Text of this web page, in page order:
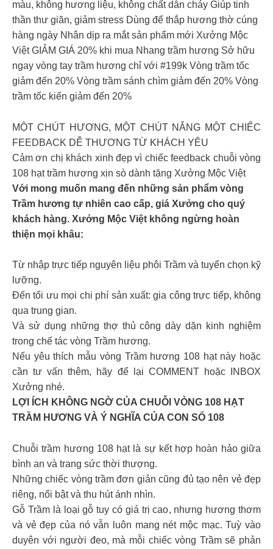
màu, không hương liệu, không chất dẫn cháy Giúp tinh
thần thư giãn, giảm stress Dùng để thắp hương thờ cúng
hàng ngày Nhân dịp ra mắt sản phẩm mới Xưởng Mộc
Việt GIẢM GIÁ 20% khi mua Nhang trầm hương Sở hữu
ngay vòng tay trầm hương chỉ với #199k Vòng trầm tốc
giảm đến 20% Vòng trầm sánh chìm giảm đến 20% Vòng
trầm tốc kiến giảm đến 20%
MỘT CHÚT HƯƠNG, MỘT CHÚT NẮNG MỘT CHIẾC
FEEDBACK DỄ THƯƠNG TỪ KHÁCH YÊU
Cảm ơn chị khách xinh đẹp vì chiếc feedback chuỗi vòng
108 hạt trầm hương xịn sò dành tặng Xưởng Mộc Việt
Với mong muốn mang đến những sản phẩm vòng
Trầm hương tự nhiên cao cấp, giá Xưởng cho quý
khách hàng. Xưởng Mộc Việt không ngừng hoàn
thiện mọi khâu:
Từ nhập trực tiếp nguyên liệu phôi Trầm và tuyển chọn kỹ
lưỡng.
Đến tối ưu mọi chi phí sản xuất: gia công trực tiếp, không
qua trung gian.
Và sử dụng những thợ thủ công dày dặn kinh nghiệm
trong chế tác vòng Trầm hương.
Nếu yêu thích mẫu vòng Trầm hương 108 hạt này hoặc
cần tư vấn thêm, hãy để lại COMMENT hoặc INBOX
Xưởng nhé.
LỢI ÍCH KHÔNG NGỜ CỦA CHUỖI VÒNG 108 HẠT
TRẦM HƯƠNG VÀ Ý NGHĨA CỦA CON SỐ 108
Chuỗi trầm hương 108 hạt là sự kết hợp hoàn hảo giữa
bình an và trang sức thời thượng.
Những chiếc vòng trầm đơn giản cũng đủ tạo nên vẻ đẹp
riêng, nổi bật và thu hút ánh nhìn.
Gỗ Trầm là loại gỗ tuy có giá trị cao, nhưng hương thơm
và vẻ đẹp của nó vẫn luôn mang nét mộc mạc. Tuỳ vào
duyên với người đeo, mà mỗi chiếc vòng Trầm sẽ phản